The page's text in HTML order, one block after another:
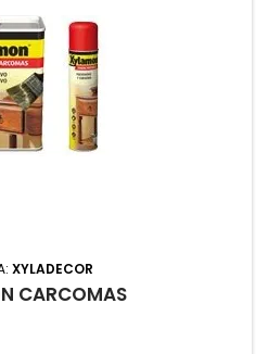
XYLADECOR
CARCOMAS